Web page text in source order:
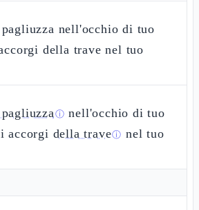
nell'occhio di tuo
della trave nel tuo
ⓘ nell'occhio di tuo
accorgi della traveⓘ nel tuo